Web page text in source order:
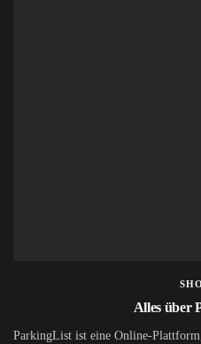
Alles über
ParkingList ist eine Online-